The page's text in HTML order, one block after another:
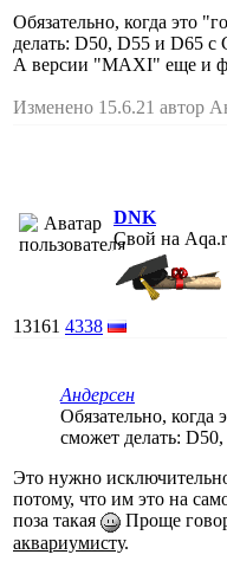
Обязательно, когда это
делать: D50, D55 и D65 с
А версии "MAXI" еще и
Изменено 15.6.21 автор
DNK
Свой на
13161 4338
Андерсен
Обязательно, когда
сможет делать:
Это нужно
потому, что им это на
поза такая
Проще
аквариумисту.